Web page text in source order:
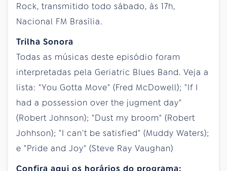
Rock, transmitido todo sábado, às 17h,
Nacional FM Brasília.
Trilha Sonora
Todas as músicas deste episódio foram
interpretadas pela Geriatric Blues Band. Veja a
lista: "You Gotta Move" (Fred McDowell); "If I
had a possession over the jugment day"
(Robert Johnson); "Dust my broom" (Robert
Johhson); "I can't be satisfied" (Muddy Waters);
e "Pride and Joy" (Steve Ray Vaughan)
Confira aqui os horários do programa: